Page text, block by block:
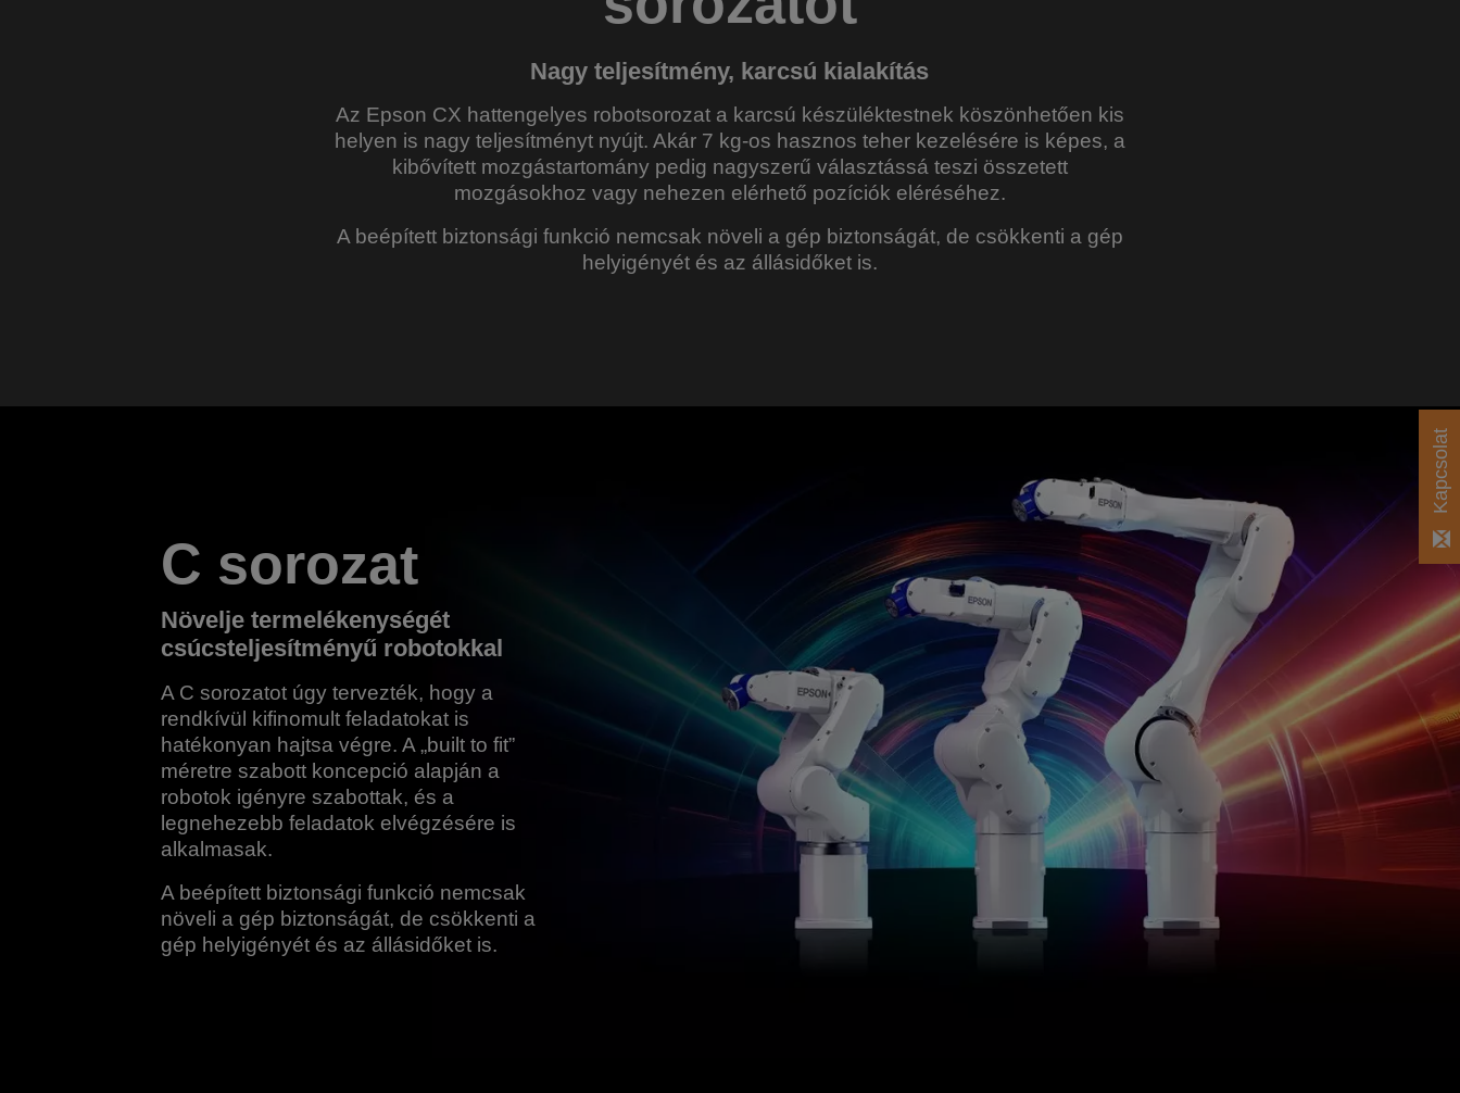
Nagy teljesítmény, karcsú kialakítás
Az Epson CX hattengelyes robotsorozat a karcsú készüléktestnek köszönhetően kis
helyen is nagy teljesítményt nyújt. Akár 7 kg-os hasznos teher kezelésére is képes, a
kibővített mozgástartomány pedig nagyszerű választássá teszi összetett
mozgásokhoz vagy nehezen elérhető pozíciók eléréséhez.
A beépített biztonsági funkció nemcsak növeli a gép biztonságát, de csökkenti a gép
helyigényét és az állásidőket is.
C sorozat
Növelje termelékenységét
csúcsteljesítményű robotokkal
A C sorozatot úgy tervezték, hogy a
rendkívül kifinomult feladatokat is
hatékonyan hajtsa végre. A „built to fit”
méretre szabott koncepció alapján a
robotok igényre szabottak, és a
legnehezebb feladatok elvégzésére is
alkalmasak.
A beépített biztonsági funkció nemcsak
növeli a gép biztonságát, de csökkenti a
gép helyigényét és az állásidőket is.
Kapcsolat